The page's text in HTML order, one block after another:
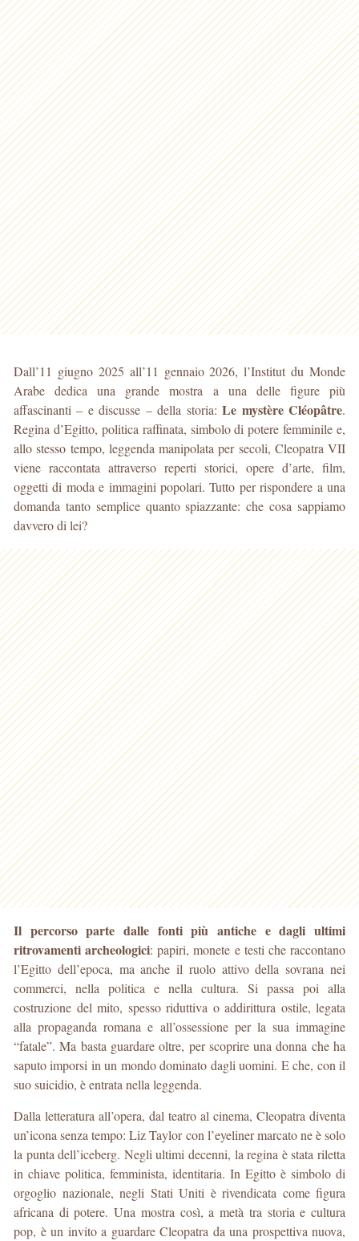
Dall’11 giugno 2025 all’11 gennaio 2026, l’Institut du Monde
Arabe dedica una grande mostra a una delle figure più
affascinanti – e discusse – della storia:Le mystère Cléopâtre.
Regina d’Egitto, politica raffinata, simbolo di potere femminile e,
allo stesso tempo, leggenda manipolata per secoli, Cleopatra VII
viene raccontata attraverso reperti storici, opere d’arte, film,
oggetti di moda e immagini popolari. Tutto per rispondere a una
domanda tanto semplice quanto spiazzante: che cosa sappiamo
davvero di lei?
Il percorso parte dalle fonti più antiche e dagli ultimi
ritrovamenti archeologici: papiri, monete e testi che raccontano
l’Egitto dell’epoca, ma anche il ruolo attivo della sovrana nei
commerci, nella politica e nella cultura. Si passa poi alla
costruzione del mito, spesso riduttiva o addirittura ostile, legata
alla propaganda romana e all’ossessione per la sua immagine
“fatale”. Ma basta guardare oltre, per scoprire una donna che ha
saputo imporsi in un mondo dominato dagli uomini. E che, con il
suo suicidio, è entrata nella leggenda.
Dalla letteratura all’opera, dal teatro al cinema, Cleopatra diventa
un’icona senza tempo: Liz Taylor con l’eyeliner marcato ne è solo
la punta dell’iceberg. Negli ultimi decenni, la regina è stata riletta
in chiave politica, femminista, identitaria. In Egitto è simbolo di
orgoglio nazionale, negli Stati Uniti è rivendicata come figura
africana di potere. Una mostra così, a metà tra storia e cultura
pop, è un invito a guardare Cleopatra da una prospettiva nuova,